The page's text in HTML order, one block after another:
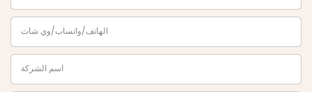
الهاتف/واتساب/وي شات
اسم الشركة